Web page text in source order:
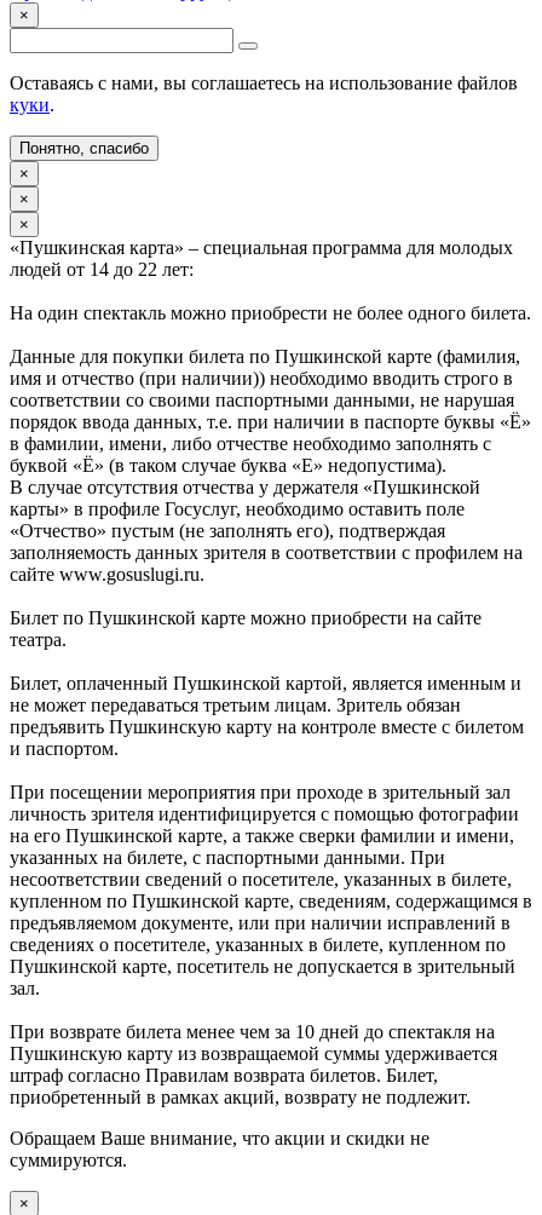
×
Оставаясь с нами, вы соглашаетесь на использование файлов
куки.
Понятно, спасибо
×
×
×
«Пушкинская карта» – специальная программа для молодых
людей от 14 до 22 лет:
На один спектакль можно приобрести не более одного билета.
Данные для покупки билета по Пушкинской карте (фамилия,
имя и отчество (при наличии)) необходимо вводить строго в
соответствии со своими паспортными данными, не нарушая
порядок ввода данных, т.е. при наличии в паспорте буквы «Ё»
в фамилии, имени, либо отчестве необходимо заполнять с
буквой «Ё» (в таком случае буква «Е» недопустима).
В случае отсутствия отчества у держателя «Пушкинской
карты» в профиле Госуслуг, необходимо оставить поле
«Отчество» пустым (не заполнять его), подтверждая
заполняемость данных зрителя в соответствии с профилем на
сайте www.gosuslugi.ru.
Билет по Пушкинской карте можно приобрести на сайте
театра.
Билет, оплаченный Пушкинской картой, является именным и
не может передаваться третьим лицам. Зритель обязан
предъявить Пушкинскую карту на контроле вместе с билетом
и паспортом.
При посещении мероприятия при проходе в зрительный зал
личность зрителя идентифицируется с помощью фотографии
на его Пушкинской карте, а также сверки фамилии и имени,
указанных на билете, с паспортными данными. При
несоответствии сведений о посетителе, указанных в билете,
купленном по Пушкинской карте, сведениям, содержащимся в
предъявляемом документе, или при наличии исправлений в
сведениях о посетителе, указанных в билете, купленном по
Пушкинской карте, посетитель не допускается в зрительный
зал.
При возврате билета менее чем за 10 дней до спектакля на
Пушкинскую карту из возвращаемой суммы удерживается
штраф согласно Правилам возврата билетов. Билет,
приобретенный в рамках акций, возврату не подлежит.
Обращаем Ваше внимание, что акции и скидки не
суммируются.
×